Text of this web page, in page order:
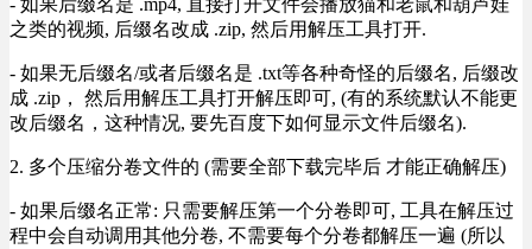
- 如果后缀名是 .mp4, 直接打开文件会播放猫和老鼠和葫芦娃
之类的视频, 后缀名改成 .zip, 然后用解压工具打开.
- 如果无后缀名/或者后缀名是 .txt等各种奇怪的后缀名, 后缀改
成 .zip， 然后用解压工具打开解压即可, (有的系统默认不能更
改后缀名，这种情况, 要先百度下如何显示文件后缀名).
2. 多个压缩分卷文件的 (需要全部下载完毕后 才能正确解压)
- 如果后缀名正常: 只需要解压第一个分卷即可, 工具在解压过
程中会自动调用其他分卷, 不需要每个分卷都解压一遍 (所以